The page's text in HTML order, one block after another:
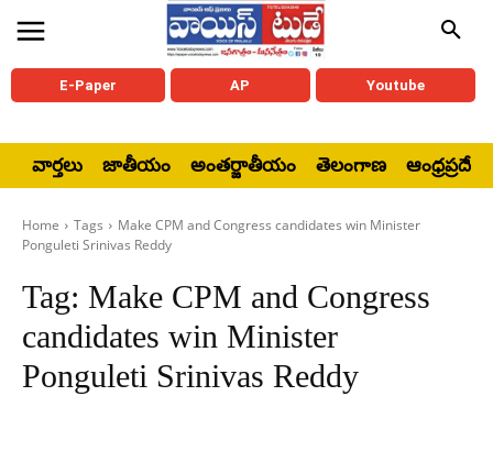
E-Paper AP Youtube
వార్తలు జాతీయం అంతర్జాతీయం తెలంగాణ ఆంధ్రప్రదేశ్
Home Tags
Make CPM and Congress candidates win Minister
Ponguleti Srinivas Reddy
Tag: Make CPM and Congress
candidates win Minister
Ponguleti Srinivas Reddy